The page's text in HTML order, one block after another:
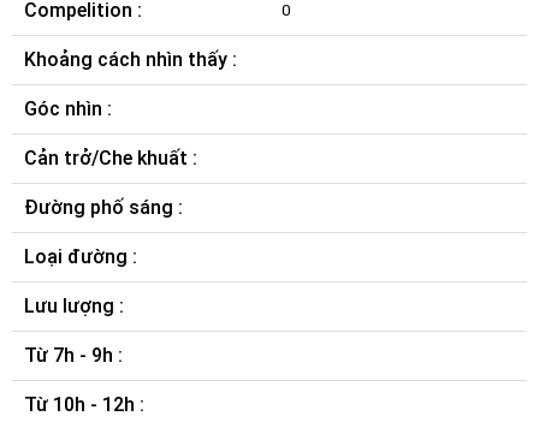
Compelition : 0
Khoảng cách nhìn thấy :
Góc nhìn :
Cản trở/Che khuất :
Đường phố sáng :
Loại đường :
Lưu lượng :
Từ 7h - 9h :
Từ 10h - 12h :